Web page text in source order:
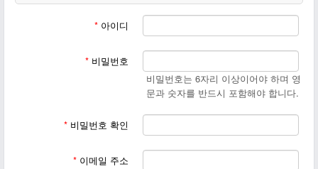
4. 회원가입이 끝나면 작은교회 일꾼에게 꼭 등업신청을 부탁하
* 아이디
* 비밀번호
비밀번호는 6자리 이상이어야 하며 영
문과 숫자를 반드시 포함해야 합니다.
* 비밀번호 확인
* 이메일 주소